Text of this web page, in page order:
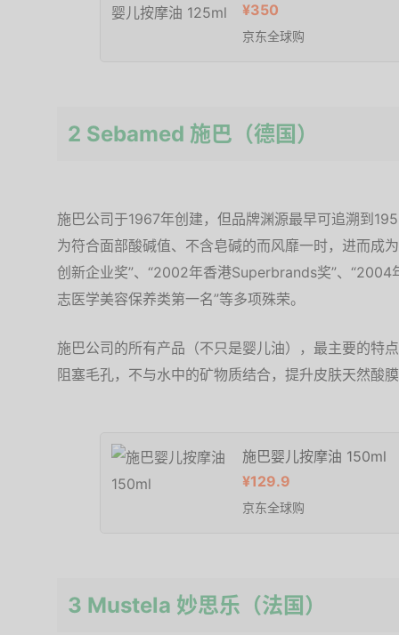
¥350
京东全球购
2 Sebamed 施巴（德国）
施巴公司于1967年创建，但品牌渊源最早可追溯到
为符合面部酸碱值、不含皂碱的而风靡一时，进而成
创新企业奖”、“2002年香港Superbrands奖”、
志医学美容保养类第一名”等多项殊荣。
施巴公司的所有产品（不只是婴儿油），最主要的特
阻塞毛孔，不与水中的矿物质结合，提升皮肤天然酸
施巴婴儿按摩油 150ml
¥129.9
京东全球购
3 Mustela 妙思乐（法国）